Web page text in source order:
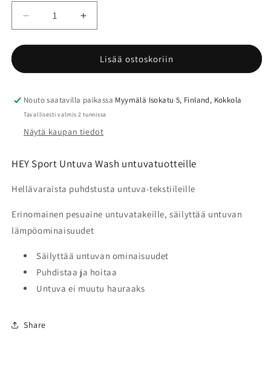
Vähennä
tuotteen
HEY
Untuva
peuainen
untuvatuotteille
Lisää
tuotteen
HEY
Sport
Untuva
peuainen
untuvatuotteille
Lisää ostoskoriin
Nouto saatavilla paikassa Myymälä Isokatu 5, Finland, Kokkola
Tavallisesti valmis 2 tunnissa
Näytä kaupan tiedot
HEY Sport Untuva Wash untuvatuotteille
Hellävaraista puhdstusta untuva-tekstiileille
Erinomainen pesuaine untuvatakeille, säilyttää untuvan
lämpöominaisuudet
Säilyttää untuvan ominaisuudet
Puhdistaa ja hoitaa
Untuva ei muutu hauraaks
Share